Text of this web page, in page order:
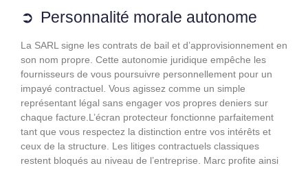
Personnalité morale autonome
La SARL signe les contrats de bail et d’approvisionnement en
son nom propre. Cette autonomie juridique empêche les
fournisseurs de vous poursuivre personnellement pour un
impayé contractuel. Vous agissez comme un simple
représentant légal sans engager vos propres deniers sur
chaque facture.L’écran protecteur fonctionne parfaitement
tant que vous respectez la distinction entre vos intérêts et
ceux de la structure. Les litiges contractuels classiques
restent bloqués au niveau de l’entreprise. Marc profite ainsi